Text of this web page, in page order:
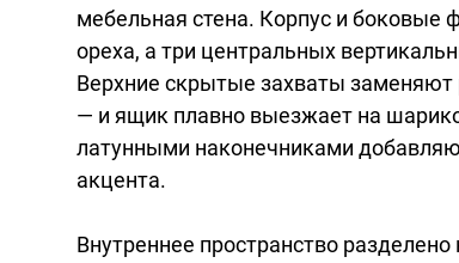
мебельная стена. Корпус и
ореха, а три центральных
Верхние скрытые захваты
— и ящик плавно выезжает на
латунными наконечниками
акцента.
Внутреннее пространство